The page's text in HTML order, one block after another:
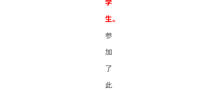
学
生。
参
加
了
此